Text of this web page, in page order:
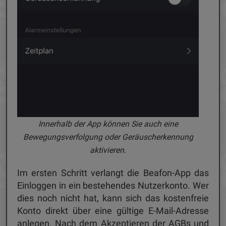
Innerhalb der App können Sie auch eine
Bewegungsverfolgung oder Geräuscherkennung
aktivieren.
Im ersten Schritt verlangt die Beafon-App das
Einloggen in ein bestehendes Nutzerkonto. Wer
dies noch nicht hat, kann sich das kostenfreie
Konto direkt über eine gültige E-Mail-Adresse
anlegen. Nach dem Akzeptieren der AGBs und